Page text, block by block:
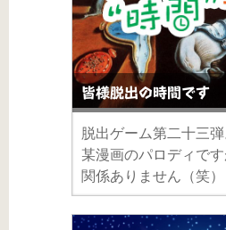
皆様脱出の時間です
脱出ゲーム第二十三
某漫画のパロディで
関係ありません（笑）